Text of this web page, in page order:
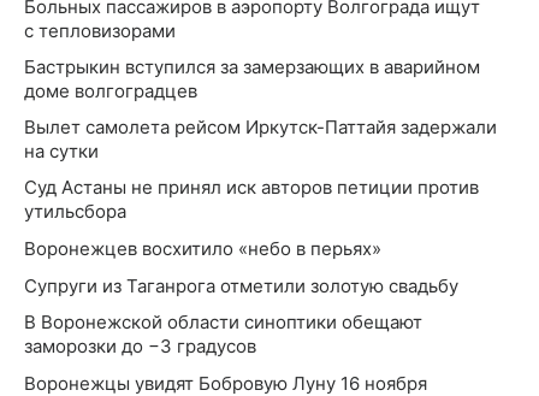
Больных пассажиров в аэропорту Волгограда ищут
с тепловизорами
Бастрыкин вступился за замерзающих в аварийном
доме волгоградцев
Вылет самолета рейсом Иркутск-Паттайя задержали
на сутки
Суд Астаны не принял иск авторов петиции против
утильсбора
Воронежцев восхитило «небо в перьях»
Супруги из Таганрога отметили золотую свадьбу
В Воронежской области синоптики обещают
заморозки до −3 градусов
Воронежцы увидят Бобровую Луну 16 ноября